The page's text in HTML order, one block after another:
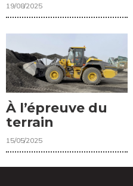
19/08/2025
À l’épreuve du
terrain
15/05/2025